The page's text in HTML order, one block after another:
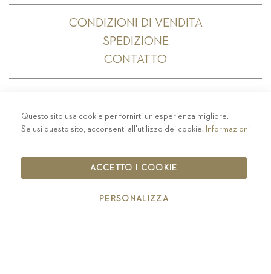
CONDIZIONI DI VENDITA
SPEDIZIONE
CONTATTO
PRIVACY-COLOPHON - COOKIE POLICY
CODICE ETICO
IT00126670215
Questo sito usa cookie per fornirti un'esperienza migliore.
Se usi questo sito, acconsenti all'utilizzo dei cookie. Informazioni
ACCETTO I COOKIE
PERSONALIZZA